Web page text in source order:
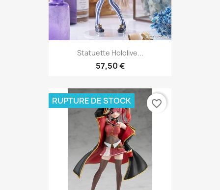
Statuette Hololive...
57,50 €
RUPTURE DE STOCK favorite_border